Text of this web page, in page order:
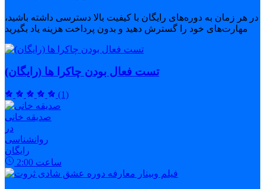
در هر زمان به دوره‌های رایگان با کیفیت بالا دسترسی داشته باشید،
مهارت‌های خود را گسترش دهید و بدون پرداخت هزینه یاد بگیرید
تست فعال بودن چاکرا ها (رایگان)
(1)
صدیقه خانی
در
روانشناسی
رایگان
2:00 ساعت